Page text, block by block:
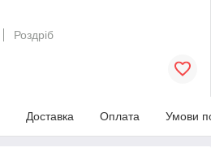
Роздріб
Доставка Оплата Умови